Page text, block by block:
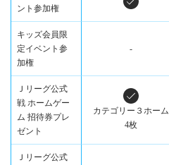
ント参加権
キッズ会員限
定イベント参
加権
-
Ｊリーグ公式
戦 ホームゲー
ム 招待券プレ
ゼント
カテゴリー３ホーム
4枚
Ｊリーグ公式